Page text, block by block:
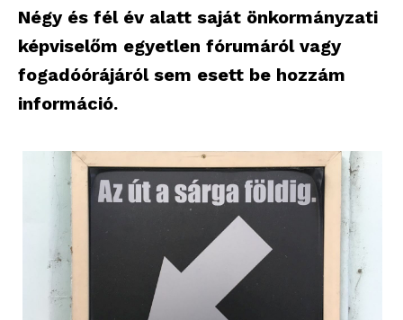
Négy és fél év alatt saját önkormányzati
képviselőm egyetlen fórumáról vagy
fogadóórájáról sem esett be hozzám
információ.